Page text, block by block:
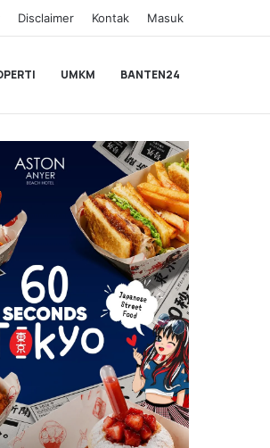
Disclaimer Kontak Masuk
UMKM BANTEN24